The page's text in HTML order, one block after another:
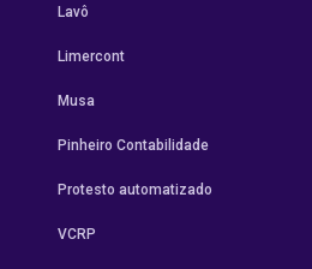
Lavô
Limercont
Musa
Pinheiro Contabilidade
Protesto automatizado
VCRP